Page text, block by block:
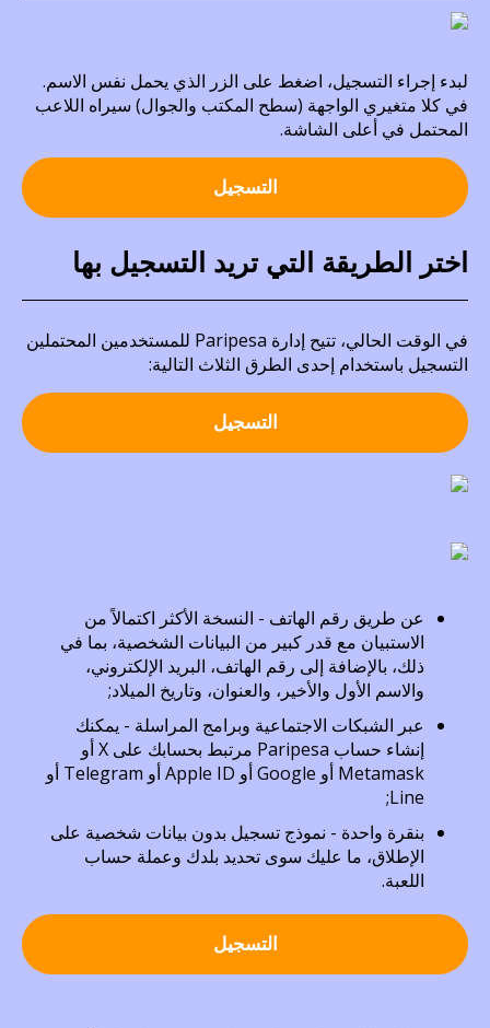
لبدء إجراء التسجيل، اضغط على الزر الذي يحمل نفس الاسم.
في كلا متغيري الواجهة (سطح المكتب والجوال) سيراه اللاعب
المحتمل في أعلى الشاشة.
التسجيل
اختر الطريقة التي تريد التسجيل بها
في الوقت الحالي، تتيح إدارة Paripesa للمستخدمين المحتملين
التسجيل باستخدام إحدى الطرق الثلاث التالية:
التسجيل
عن طريق رقم الهاتف - النسخة الأكثر اكتمالاً من
الاستبيان مع قدر كبير من البيانات الشخصية، بما في
ذلك، بالإضافة إلى رقم الهاتف، البريد الإلكتروني،
والاسم الأول والأخير، والعنوان، وتاريخ الميلاد;
عبر الشبكات الاجتماعية وبرامج المراسلة - يمكنك
إنشاء حساب Paripesa مرتبط بحسابك على X أو
Metamask أو Google أو Apple ID أو Telegram أو
Line;
بنقرة واحدة - نموذج تسجيل بدون بيانات شخصية على
الإطلاق، ما عليك سوى تحديد بلدك وعملة حساب
اللعبة.
التسجيل